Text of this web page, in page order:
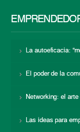
La autoeficacia:
El poder de la
Networking: el arte
Las ideas para